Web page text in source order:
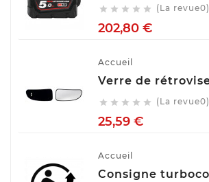
     (La revue0)
202,80 €Prix
Accueil
     (La revue0)
25,59 €Prix
Accueil